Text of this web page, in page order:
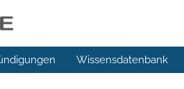
Wissensdatenbank